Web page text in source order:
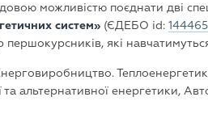
можливістю поєднати дві
систем» (ЄДЕБО id:
першокурсників, які
альтернативної енергетики,